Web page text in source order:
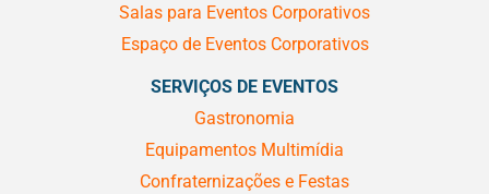
Salas para Eventos Corporativos
Espaço de Eventos Corporativos
SERVIÇOS DE EVENTOS
Gastronomia
Equipamentos Multimídia
Confraternizações e Festas